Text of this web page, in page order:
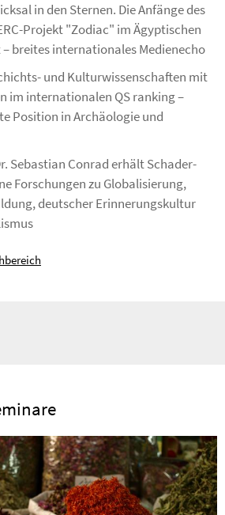
in den Sternen. Die Anfänge des
Projekt "Zodiac" im Ägyptischen
breites internationales Medienecho
und Kulturwissenschaften mit
im internationalen QS ranking –
Position in Archäologie und
Sebastian Conrad erhält Schader-
Forschungen zu Globalisierung,
deutscher Erinnerungskultur